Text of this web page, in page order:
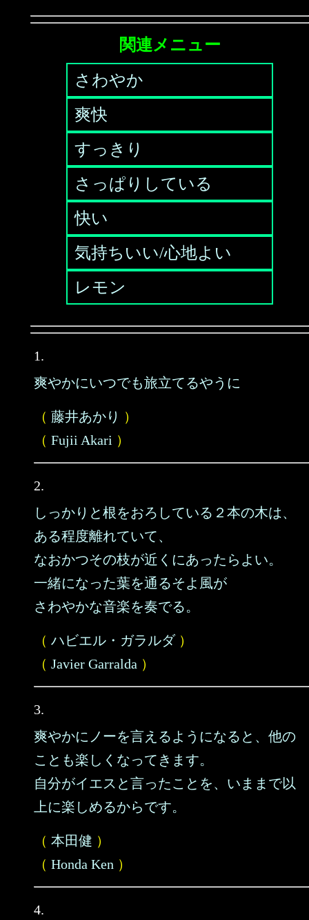
関連メニュー
さわやか
爽快
すっきり
さっぱりしている
快い
気持ちいい/心地よい
レモン
1.
爽やかにいつでも旅立てるやうに
（ 藤井あかり ）
（ Fujii Akari ）
2.
しっかりと根をおろしている２本の木は、
ある程度離れていて、
なおかつその枝が近くにあったらよい。
一緒になった葉を通るそよ風が
さわやかな音楽を奏でる。
（ ハビエル・ガラルダ）
（ Javier Garralda ）
3.
爽やかにノーを言えるようになると、他の
ことも楽しくなってきます。
自分がイエスと言ったことを、いままで以
上に楽しめるからです。
（ 本田健 ）
（ Honda Ken ）
4.